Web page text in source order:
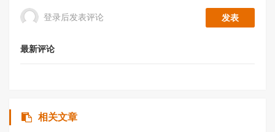
登录后发表评论
最新评论
相关文章